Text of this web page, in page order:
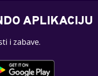
APLIKACIJU
i zabave.